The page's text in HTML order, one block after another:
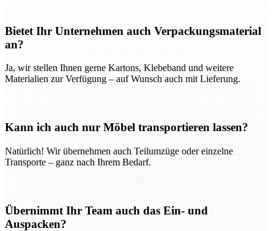
Bietet Ihr Unternehmen auch Verpackungsmaterial
an?
Ja, wir stellen Ihnen gerne Kartons, Klebeband und weitere
Materialien zur Verfügung – auf Wunsch auch mit Lieferung.
Kann ich auch nur Möbel transportieren lassen?
Natürlich! Wir übernehmen auch Teilumzüge oder einzelne
Transporte – ganz nach Ihrem Bedarf.
Übernimmt Ihr Team auch das Ein- und
Auspacken?